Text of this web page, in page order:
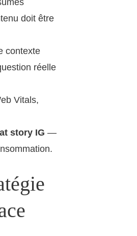
doit être
contexte
réelle
Vitals,
story IG —